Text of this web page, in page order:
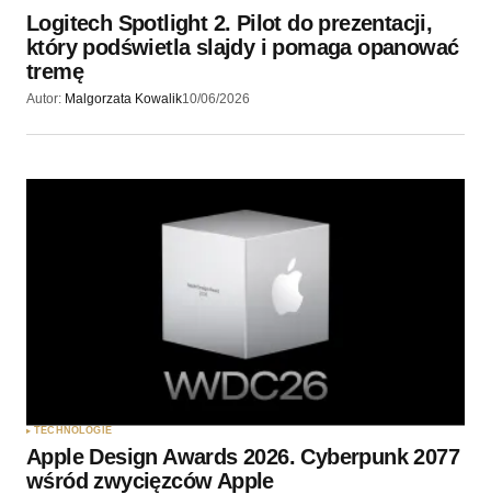
Logitech Spotlight 2. Pilot do prezentacji,
który podświetla slajdy i pomaga opanować
tremę
Autor: Malgorzata Kowalik10/06/2026
TECHNOLOGIE
Apple Design Awards 2026. Cyberpunk 2077
wśród zwycięzców Apple